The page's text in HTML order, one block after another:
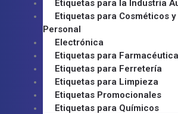
Etiquetas para la Industria
Etiquetas para Cosméticos y
Personal
Electrónica
Etiquetas para Farmacéutica
Etiquetas para Ferretería
Etiquetas para Limpieza
Etiquetas Promocionales
Etiquetas para Químicos